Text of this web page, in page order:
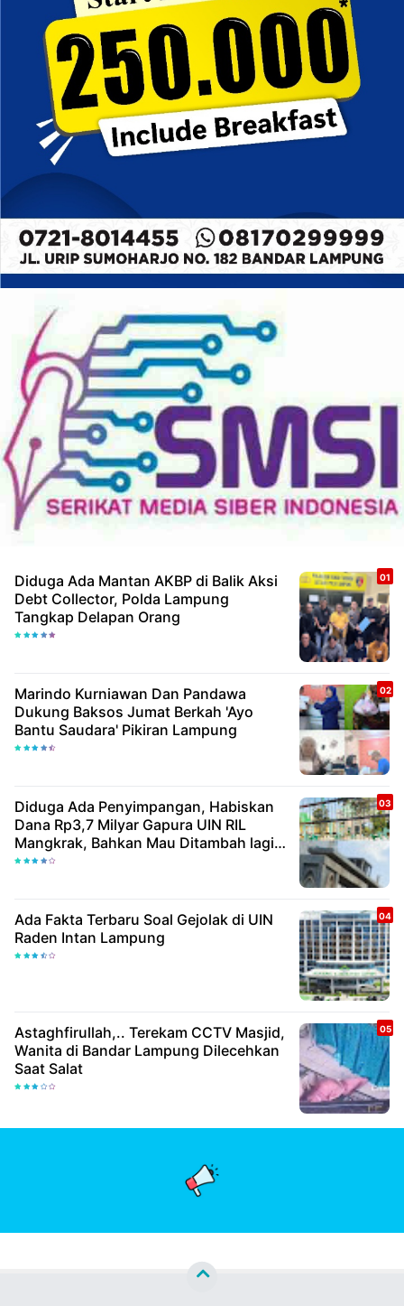
Diduga Ada Mantan AKBP di Balik Aksi
Debt Collector, Polda Lampung
Tangkap Delapan Orang
Marindo Kurniawan Dan Pandawa
Dukung Baksos Jumat Berkah 'Ayo
Bantu Saudara' Pikiran Lampung
Diduga Ada Penyimpangan, Habiskan
Dana Rp3,7 Milyar Gapura UIN RIL
Mangkrak, Bahkan Mau Ditambah lagi 7
Milyar
Ada Fakta Terbaru Soal Gejolak di UIN
Raden Intan Lampung
Astaghfirullah,.. Terekam CCTV Masjid,
Wanita di Bandar Lampung Dilecehkan
Saat Salat